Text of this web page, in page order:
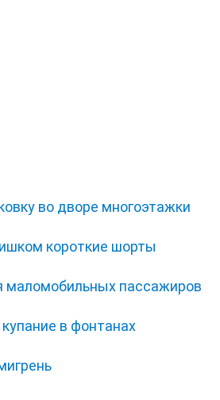
во дворе многоэтажки
короткие шорты
маломобильных пассажиров
в фонтанах